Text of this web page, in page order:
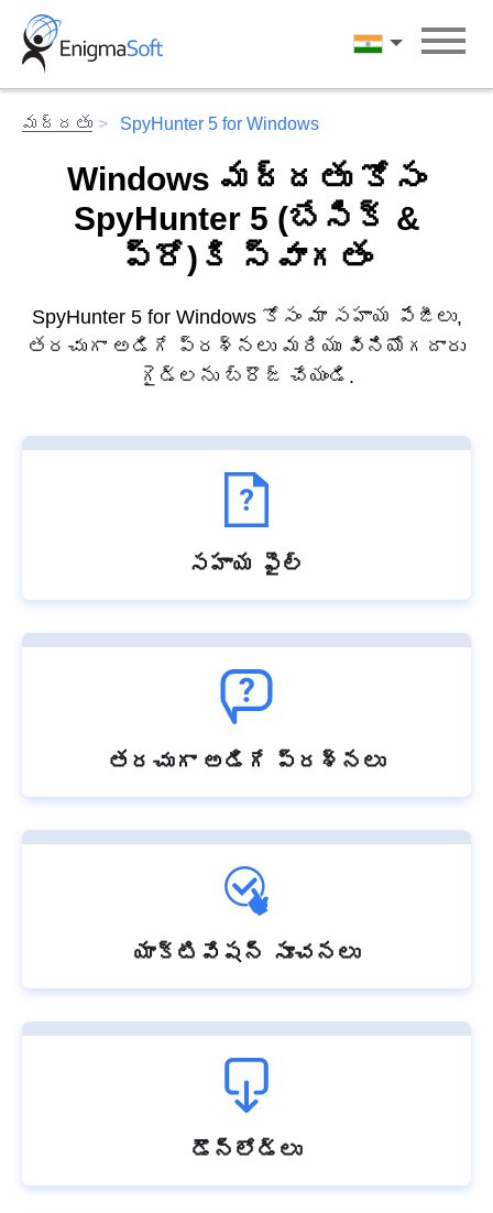
Skip
content
తెలుగు
మద్దతు SpyHunter 5 for Windows
Windows మద్దతు కోసం
SpyHunter 5 (బేసిక్ &
ప్రో)కి స్వాగతం
SpyHunter 5 for Windows కోసం మా సహాయ పేజీలు,
తరచుగా అడిగే ప్రశ్నలు మరియు వినియోగదారు
గైడ్‌లను బ్రౌజ్ చేయండి.
సహాయ ఫైల్
తరచుగా అడిగే ప్రశ్నలు
యాక్టివేషన్ సూచనలు
డౌన్‌లోడ్‌లు